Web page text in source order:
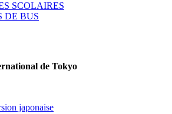
SCOLAIRES
DE BUS
de Tokyo
japonaise